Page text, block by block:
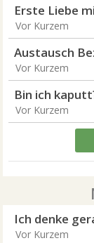
Erste Liebe
Vor Kurzem
Austausch
Vor Kurzem
Bin ich
Vor Kurzem
Ich denke
Vor Kurzem